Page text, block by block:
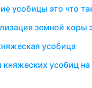
усобицы это что
земной коры
усобица
усобиц на